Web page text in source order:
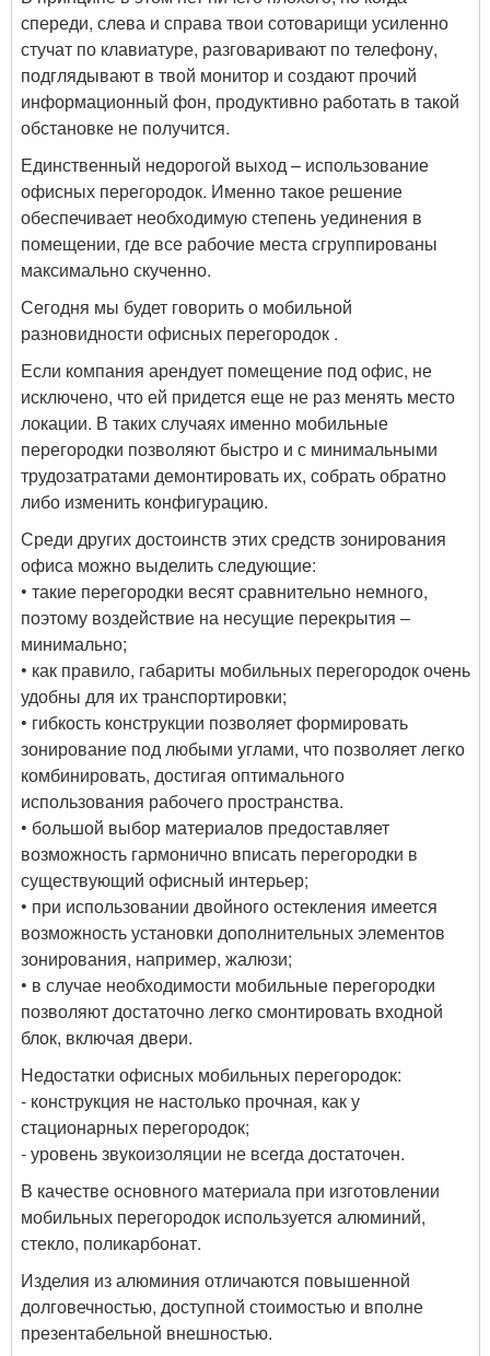
спереди, слева и справа твои сотоварищи усиленно
стучат по клавиатуре, разговаривают по телефону,
подглядывают в твой монитор и создают прочий
информационный фон, продуктивно работать в такой
обстановке не получится.
Единственный недорогой выход – использование
офисных перегородок. Именно такое решение
обеспечивает необходимую степень уединения в
помещении, где все рабочие места сгруппированы
максимально скученно.
Сегодня мы будет говорить о мобильной
разновидности офисных перегородок .
Если компания арендует помещение под офис, не
исключено, что ей придется еще не раз менять место
локации. В таких случаях именно мобильные
перегородки позволяют быстро и с минимальными
трудозатратами демонтировать их, собрать обратно
либо изменить конфигурацию.
Среди других достоинств этих средств зонирования
офиса можно выделить следующие:
• такие перегородки весят сравнительно немного,
поэтому воздействие на несущие перекрытия –
минимально;
• как правило, габариты мобильных перегородок очень
удобны для их транспортировки;
• гибкость конструкции позволяет формировать
зонирование под любыми углами, что позволяет легко
комбинировать, достигая оптимального
использования рабочего пространства.
• большой выбор материалов предоставляет
возможность гармонично вписать перегородки в
существующий офисный интерьер;
• при использовании двойного остекления имеется
возможность установки дополнительных элементов
зонирования, например, жалюзи;
• в случае необходимости мобильные перегородки
позволяют достаточно легко смонтировать входной
блок, включая двери.
Недостатки офисных мобильных перегородок:
- конструкция не настолько прочная, как у
стационарных перегородок;
- уровень звукоизоляции не всегда достаточен.
В качестве основного материала при изготовлении
мобильных перегородок используется алюминий,
стекло, поликарбонат.
Изделия из алюминия отличаются повышенной
долговечностью, доступной стоимостью и вполне
презентабельной внешностью.